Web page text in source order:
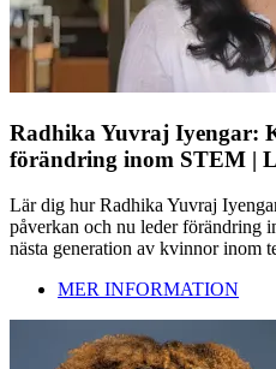
Radhika Yuvraj Iyengar:
förändring inom STEM |
Lär dig hur Radhika Yuvraj
påverkan och nu leder förändring
nästa generation av kvinnor inom
MER INFORMATION